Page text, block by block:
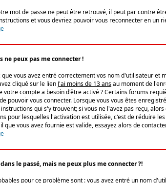
mot de passe ne peut être retrouvé, il peut par contre
et vous devriez pouvoir vous reconnecter en un
ne peux pas me connecter !
vous avez entré correctement vos nom d'utilisateur et
cliqué sur le lien J'ai moins de 13 ansau moment de
votre compte a besoin d'être activé ? Certains forums
pouvoir vous connecter. Lorsque vous vous êtes
qui s'y trouvent; si vous ne l'avez pas reçu,
pour lesquelles l'activation est utilisée, c'est de réduire
que vous avez fournie est valide, essayez alors de
le passé, mais ne peux plus me connecter ?!
pour ce problème sont : vous avez entré un nom